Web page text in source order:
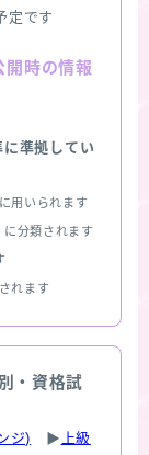
定です
開時の情報
準拠してい
用いられます
分類されます
れます
・資格試
ジ) ▶ 上級